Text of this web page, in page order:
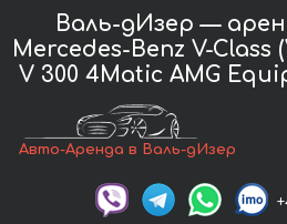
Валь-дИзер —
Mercedes-Benz V-Class
V 300 4Matic AMG
Авто-Аренда в Валь-дИзер